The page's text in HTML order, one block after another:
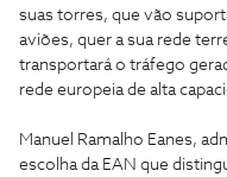
suas torres, que vão
aviões, quer a sua rede
transportará o tráfego
rede europeia de alta
Manuel Ramalho Eanes,
escolha da EAN que